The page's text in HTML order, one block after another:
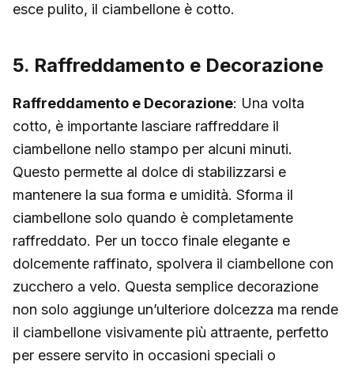
esce pulito, il ciambellone è cotto.
5. Raffreddamento e Decorazione
Raffreddamento e Decorazione: Una volta
cotto, è importante lasciare raffreddare il
ciambellone nello stampo per alcuni minuti.
Questo permette al dolce di stabilizzarsi e
mantenere la sua forma e umidità. Sforma il
ciambellone solo quando è completamente
raffreddato. Per un tocco finale elegante e
dolcemente raffinato, spolvera il ciambellone con
zucchero a velo. Questa semplice decorazione
non solo aggiunge un’ulteriore dolcezza ma rende
il ciambellone visivamente più attraente, perfetto
per essere servito in occasioni speciali o